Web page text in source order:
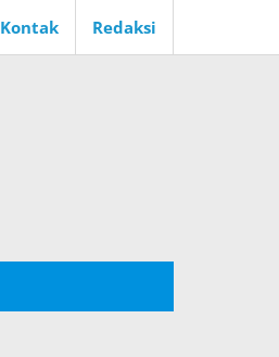
Kontak Redaksi